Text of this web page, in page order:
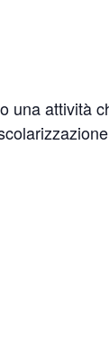
una attività